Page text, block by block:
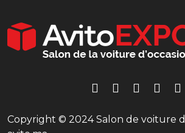
Copyright © 2024 Salon de voiture